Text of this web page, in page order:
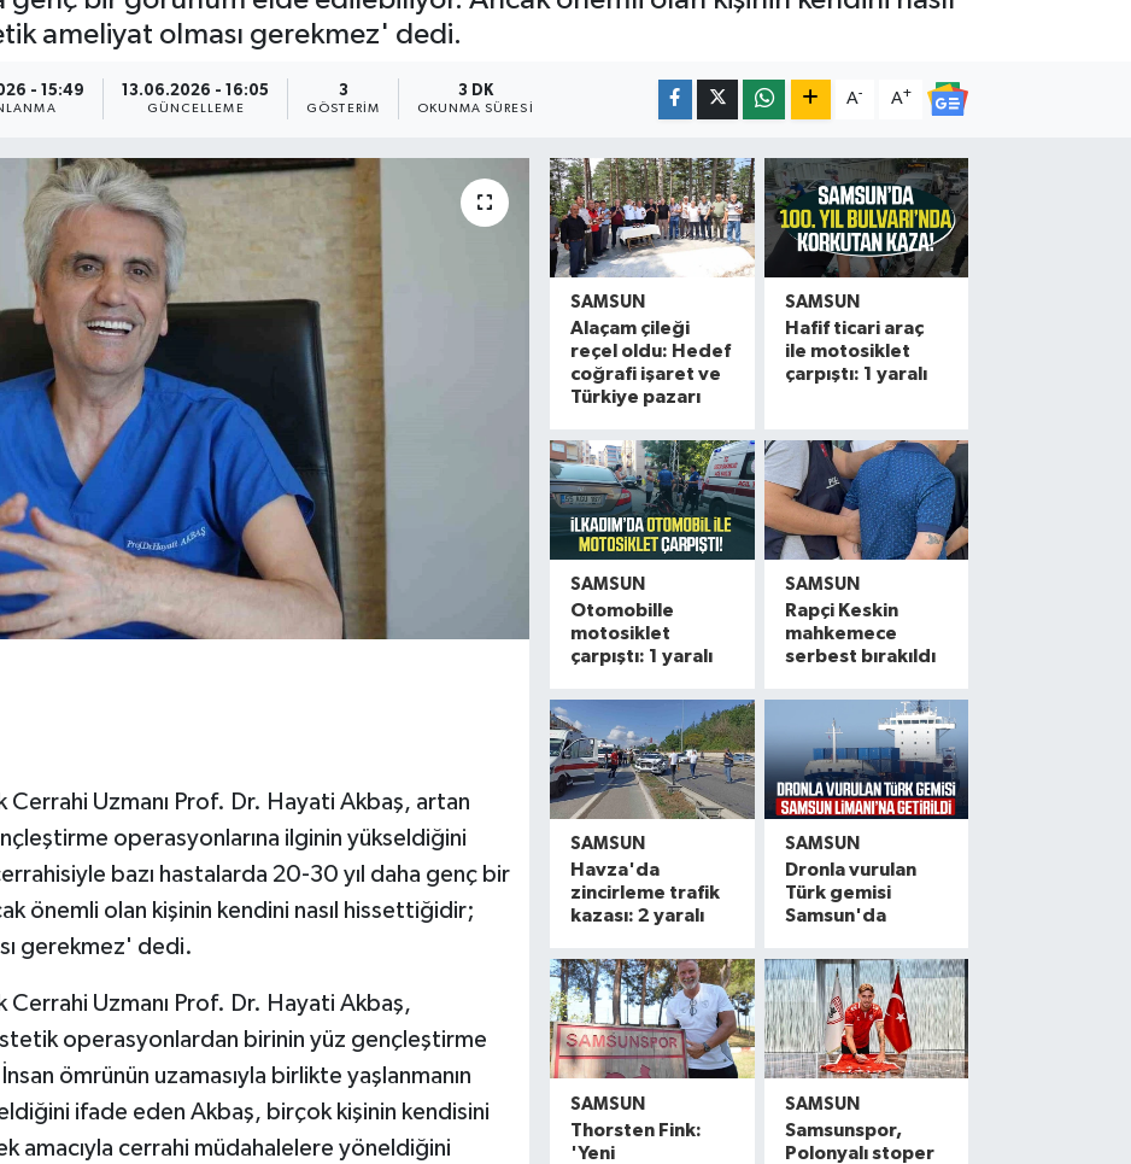
ameliyat olması gerekmez' dedi.
- 15:49 13.06.2026 - 16:05
GÜNCELLEME
3
GÖSTERIM
3 DK
OKUNMA SÜRESI
A- A+
Uzmanı Prof. Dr. Hayati Akbaş, artan
operasyonlarına ilginin yükseldiğini
bazı hastalarda 20-30 yıl daha genç bir
önemli olan kişinin kendini nasıl hissettiğidir;
gerekmez' dedi.
Uzmanı Prof. Dr. Hayati Akbaş,
operasyonlardan birinin yüz gençleştirme
ömrünün uzamasıyla birlikte yaşlanmanın
ifade eden Akbaş, birçok kişinin kendisini
amacıyla cerrahi müdahalelere yöneldiğini
SAMSUN
Alaçam çileği
reçel oldu: Hedef
coğrafi işaret ve
Türkiye pazarı
SAMSUN
Hafif ticari araç
ile motosiklet
çarpıştı: 1 yaralı
SAMSUN
Otomobille
motosiklet
çarpıştı: 1 yaralı
SAMSUN
Rapçi Keskin
mahkemece
serbest bırakıldı
SAMSUN
Havza'da
zincirleme trafik
kazası: 2 yaralı
SAMSUN
Dronla vurulan
Türk gemisi
Samsun'da
SAMSUN
Thorsten Fink:
'Yeni
SAMSUN
Samsunspor,
Polonyalı stoper